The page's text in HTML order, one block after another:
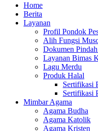
Home
Berita
Layanan
Profil Pondok
Alih Fungsi
Dokumen
Layanan Bimas
Lagu Merdu
Produk Halal
Sertifikasi
Sertifikasi
Mimbar Agama
Agama Budha
Agama Katolik
Agama Kristen